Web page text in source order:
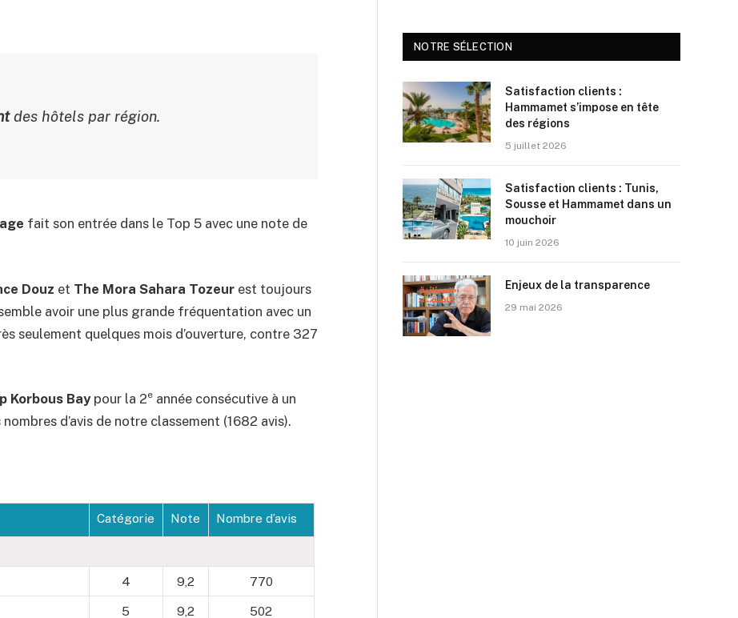
des hôtels par région.
fait son entrée dans le Top 5 avec une note de
Douz et The Mora Sahara Tozeur est toujours
avoir une plus grande fréquentation avec un
seulement quelques mois d’ouverture, contre 327
Korbous Baypour la 2e année consécutive à un
d’avis de notre classement (1682 avis).
Catégorie Note Nombre d’avis
4 9,2 770
5 9,2 502
NOTRE SÉLECTION
Satisfaction clients :
Hammamet s’impose en tête
des régions
5 juillet 2026
Satisfaction clients : Tunis,
Sousse et Hammamet dans un
mouchoir
10 juin 2026
Enjeux de la transparence
29 mai 2026